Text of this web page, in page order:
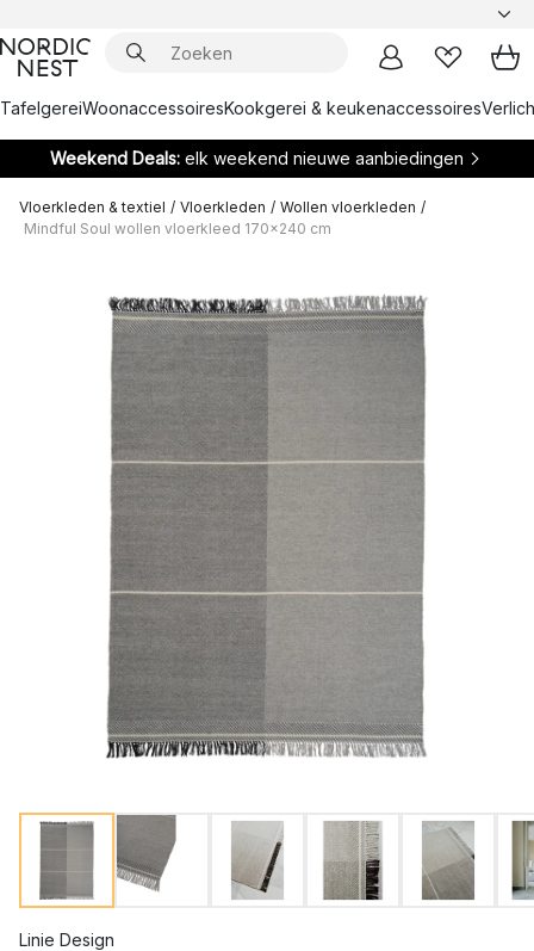
TafelgereiWoonaccessoiresKookgerei & keukenaccessoires
Weekend Deals: elk weekend nieuwe aanbiedingen
Vloerkleden & textiel / Vloerkleden / Wollen vloerkleden /
Mindful Soul wollen vloerkleed 170x240 cm
Linie Design